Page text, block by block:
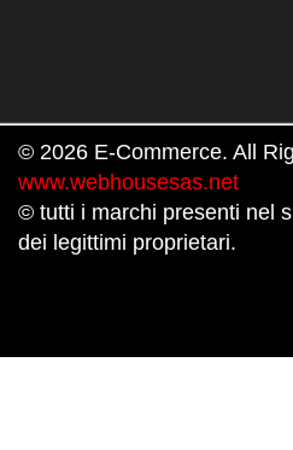
© 2026 E-Commerce. All
www.webhousesas.net
© tutti i marchi presenti nel
dei legittimi proprietari.